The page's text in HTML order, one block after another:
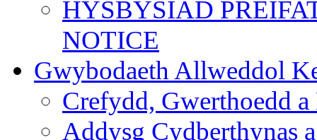
HYSBYSIAD
NOTICE
Gwybodaeth Allweddol
Crefydd, Gwerthoedd
Addysg Cydberthynas